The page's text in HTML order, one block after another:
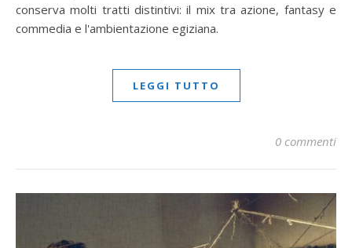
conserva molti tratti distintivi: il mix tra azione, fantasy e
commedia e l'ambientazione egiziana.
LEGGI TUTTO
0 commenti